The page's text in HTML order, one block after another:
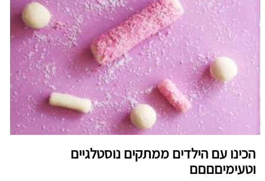
הכינו עם הילדים ממתקים נוסטלגיים
וטעימיםםםם